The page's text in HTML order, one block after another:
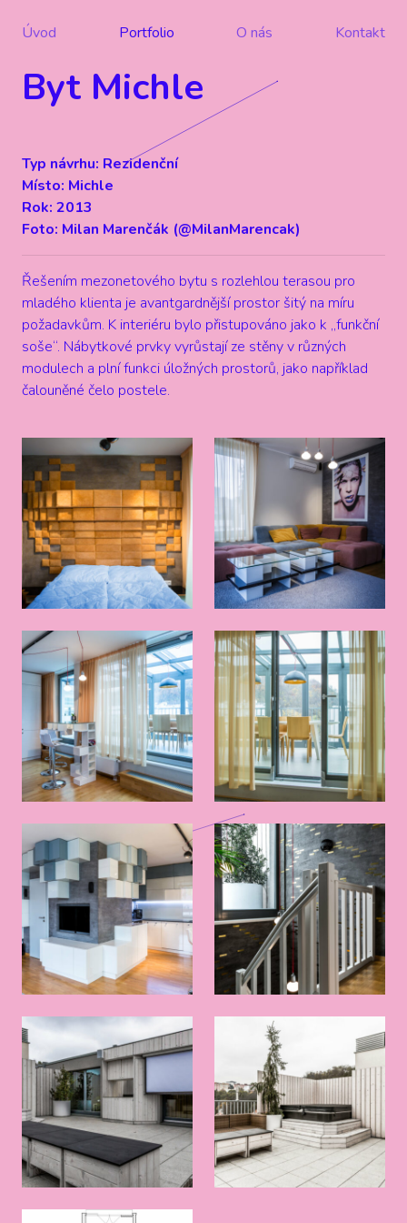
Úvod Portfolio O nás Kontakt
Byt Michle
Typ návrhu: Rezidenční
Místo: Michle
Rok: 2013
Foto: Milan Marenčák (@MilanMarencak)
Řešením mezonetového bytu s rozlehlou terasou pro
mladého klienta je avantgardnější prostor šitý na míru
požadavkům. K interiéru bylo přistupováno jako k „funkční
soše“. Nábytkové prvky vyrůstají ze stěny v různých
modulech a plní funkci úložných prostorů, jako například
čalouněné čelo postele.